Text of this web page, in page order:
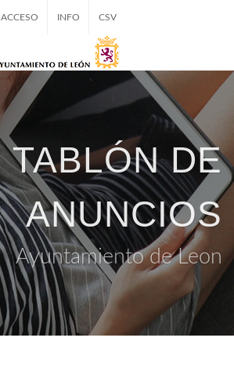
ACCESO INFO CSV
TABLÓN DE
ANUNCIOS
Ayuntamiento de Leon